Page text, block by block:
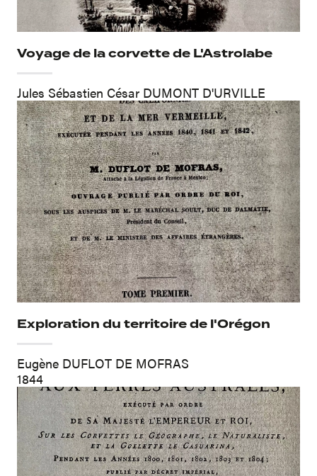
Voyage de la corvette de L'Astrolabe
Jules Sébastien César DUMONT D'URVILLE
Exploration du territoire de l'Orégon
Eugène DUFLOT DE MOFRAS
1844